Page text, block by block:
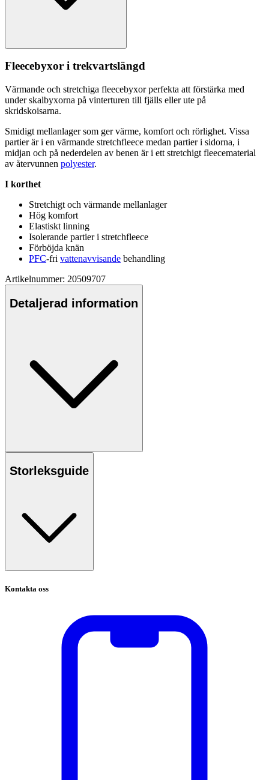
Fleecebyxor i trekvartslängd
Värmande och stretchiga fleecebyxorperfekta att förstärka med
under skalbyxorna på vinterturen till fjälls eller ute på
skridskoisarna.
Smidigt mellanlager som ger värme, komfort och rörlighet. Vissa
partier är i en värmande stretchfleece medan partier i sidorna, i
midjan och på nederdelen av benen är i ett stretchigt fleecematerial
av återvunnen polyester.
I korthet
Stretchigt och värmande mellanlager
Hög komfort
Elastiskt linning
Isolerande partier i stretchfleece
Förböjda knän
PFC-fri vattenavvisande behandling
Artikelnummer: 20509707
Detaljerad information
Storleksguide
Kontakta oss